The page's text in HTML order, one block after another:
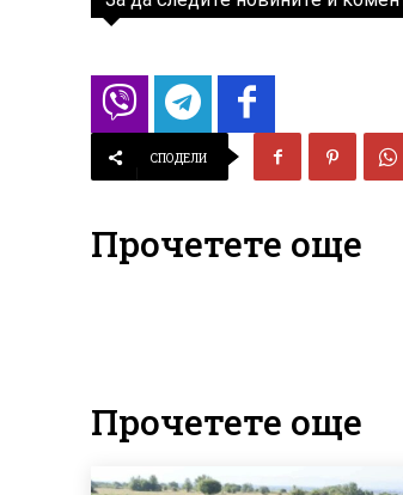
СПОДЕЛИ
Прочетете още
Прочетете още